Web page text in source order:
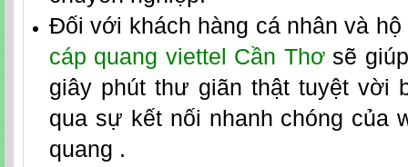
Đối với khách hàng cá nhân và
cáp quang viettel Cần Thơsẽ
giây phút thư giãn thật tuyệt vời
qua sự kết nối nhanh chóng của
quang .